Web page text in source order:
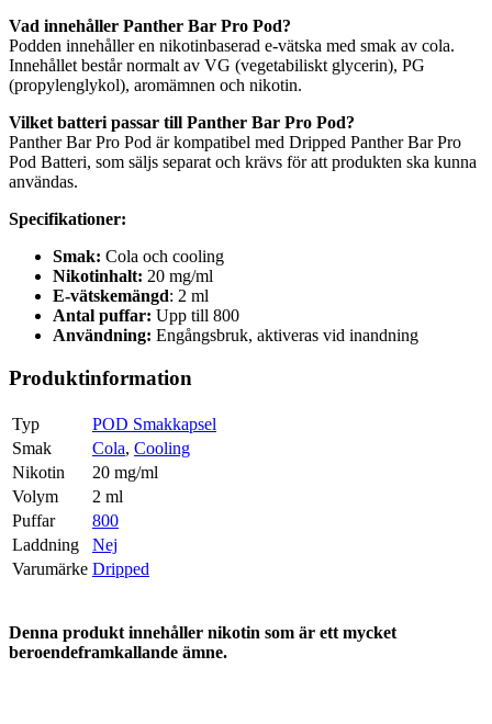
Vad innehåller Panther Bar Pro Pod?
Podden innehåller en nikotinbaserad e-vätska med smak av cola.
Innehållet består normalt av VG (vegetabiliskt glycerin), PG
(propylenglykol), aromämnen och nikotin.
Vilket batteri passar till Panther Bar Pro Pod?
Panther Bar Pro Pod är kompatibel med Dripped Panther Bar Pro
Pod Batteri, som säljs separat och krävs för att produkten ska kunna
användas.
Specifikationer:
Smak: Cola och cooling
Nikotinhalt: 20 mg/ml
E-vätskemängd: 2 ml
Antal puffar: Upp till 800
Användning: Engångsbruk, aktiveras vid inandning
Produktinformation
Typ
POD Smakkapsel
Smak
Cola, Cooling
Nikotin
20 mg/ml
Volym
2 ml
Puffar
800
Laddning
Nej
Varumärke Dripped
Denna produkt innehåller nikotin som är ett mycket
beroendeframkallande ämne.